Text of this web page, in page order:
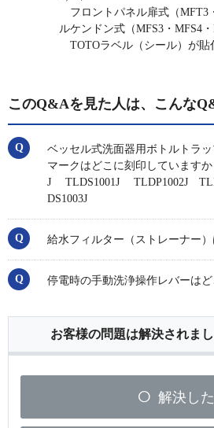
フロントパネル扉式（MFT3
ルケンドン式（MFS3・MFS4・
TOTOラベル（シール）が貼
このQ&Aを見た人は、こんな
ベッセル式洗面器用ボトルトラ
マークはどこに刻印しています
J TLDS1001J TLDP1002J
DS1003J
給水フィルター（ストレーナー
停電時の手動洗浄操作レバーは
お客様の問題は解決されま
解決した